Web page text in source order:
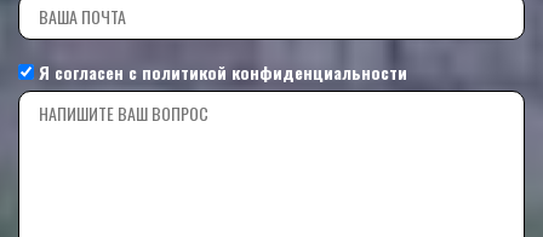
Я согласен с политикой конфиденциальности